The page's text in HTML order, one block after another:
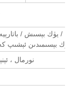
نورمال ،